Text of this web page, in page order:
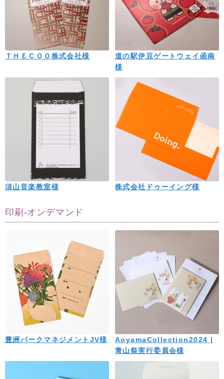
ＴＨＥＣＯＯ株式会社様
道の駅伊豆ゲートウェイ函南
様
須山音楽教室様 株式会社ドゥーイング様
印刷-オンデマンド
豊洲パークマネジメントJV様
AoyamaCollection2024 |
青山祭実行委員会様